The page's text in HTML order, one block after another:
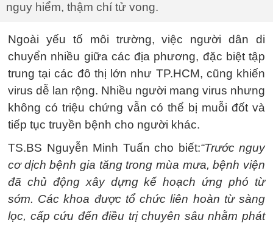
nguy hiểm, thậm chí tử vong.
Ngoài yếu tố môi trường, việc người dân di
chuyển nhiều giữa các địa phương, đặc biệt tập
trung tại các đô thị lớn như TP.HCM, cũng khiến
virus dễ lan rộng. Nhiều người mang virus nhưng
không có triệu chứng vẫn có thể bị muỗi đốt và
tiếp tục truyền bệnh cho người khác.
TS.BS Nguyễn Minh Tuấn cho biết:“Trước nguy
cơ dịch bệnh gia tăng trong mùa mưa, bệnh viện
đã chủ động xây dựng kế hoạch ứng phó từ
sớm. Các khoa được tổ chức liên hoàn từ sàng
lọc, cấp cứu đến điều trị chuyên sâu nhằm phát